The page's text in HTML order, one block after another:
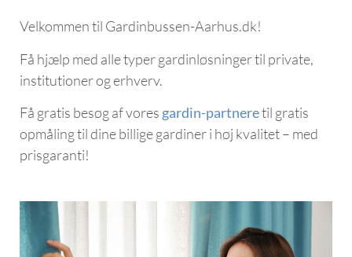
Velkommen til Gardinbussen-Aarhus.dk!
Få hjælp med alle typer gardinløsninger til private,
institutioner og erhverv.
Få gratis besøg af vores gardin-partneretil gratis
opmåling til dine billige gardiner i høj kvalitet – med
prisgaranti!